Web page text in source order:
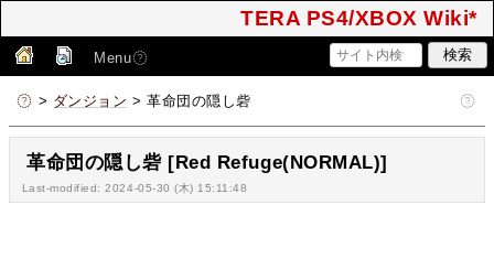
TERA PS4/XBOX Wiki*
Menu
> ダンジョン > 革命団の隠し砦
革命団の隠し砦 [Red Refuge(NORMAL)]
Last-modified: 2024-05-30 (木) 15:11:48